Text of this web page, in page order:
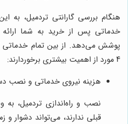
هنگام بررسی گارانتی تردمیل، به
خدماتی پس از خرید به شما
پوشش می‌دهد. از بین تمام خدماتی
4 مورد از اهمیت بیشتری برخوردارند:
هزینه نیروی خدماتی و نصب
نصب و راه‌اندازی تردمیل، به
قبلی ندارند، می‌تواند دشوار و